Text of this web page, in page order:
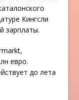
Кингсли
зарплаты.
евро.
до лета